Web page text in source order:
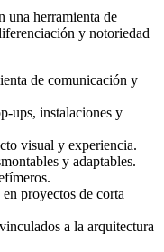
una herramienta de
y notoriedad
de comunicación y
ups, instalaciones y
visual y experiencia.
y adaptables.
proyectos de corta
a la arquitectura